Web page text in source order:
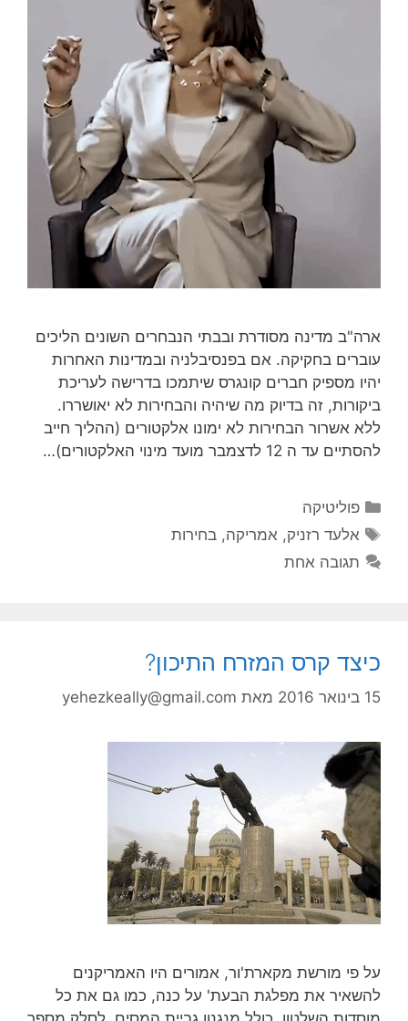
ארה"ב מדינה מסודרת ובבתי הנבחרים השונים הליכים
עוברים בחקיקה. אם בפנסיבלניה ובמדינות האחרות
יהיו מספיק חברים קונגרס שיתמכו בדרישה לעריכת
ביקורות, זה בדיוק מה שיהיה והבחירות לא יאושררו.
ללא אשרור הבחירות לא ימונו אלקטורים (ההליך חייב
להסתיים עד ה 12 לדצמבר מועד מינוי האלקטורים)…
קטגוריות
פוליטיקה
תגיות
אלעד רזניק, אמריקה,בחירות
תגובה אחת
כיצד קרס המזרח התיכון?
15 בינואר 2016 מאת yehezkeally@gmail.com
על פי מורשת מקארת'ור, אמורים היו האמריקנים
להשאיר את מפלגת הבעת' על כנה, כמו גם את כל